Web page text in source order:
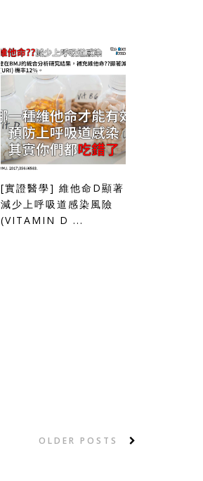
[實證醫學] 維他命D顯著
減少上呼吸道感染風險
(VITAMIN D ...
OLDER POSTS